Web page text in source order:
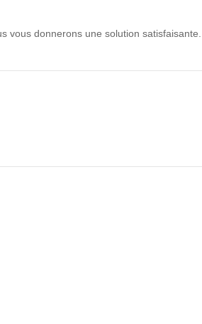
vous donnerons une solution satisfaisante.